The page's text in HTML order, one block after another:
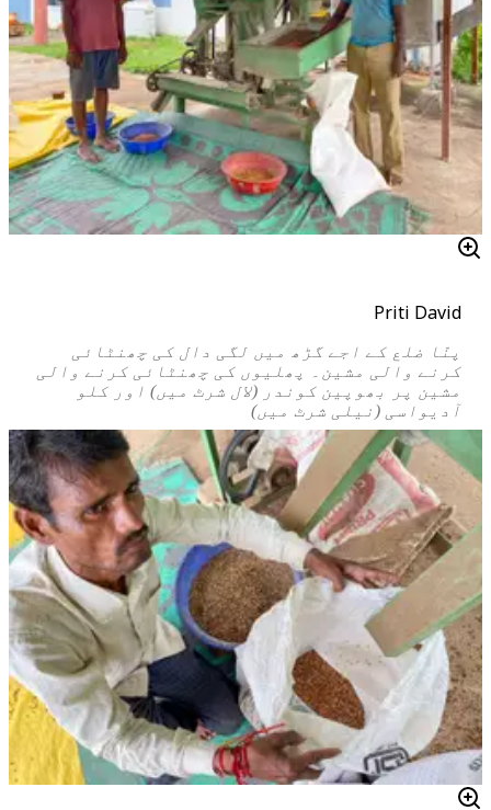
Priti David
پنّا ضلع کے اجے گڑھ میں لگی دال کی چھنٹائی
کرنے والی مشین۔ پھلیوں کی چھنٹائی کرنے والی
مشین پر بھوپین کوندر (لال شرٹ میں) اور کلو
آدیواسی (نیلی شرٹ میں)